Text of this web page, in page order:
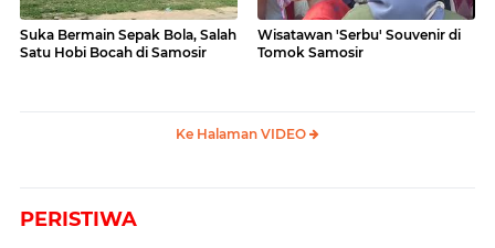
Suka Bermain Sepak Bola, Salah
Satu Hobi Bocah di Samosir
Wisatawan 'Serbu' Souvenir di
Tomok Samosir
Ke Halaman VIDEO
PERISTIWA